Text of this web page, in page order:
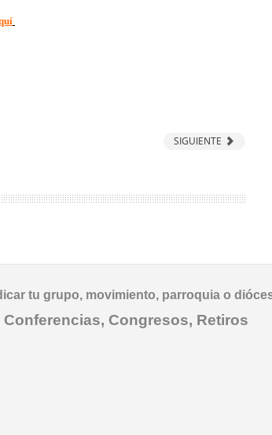
SIGUIENTE
tu grupo, movimiento, parroquia o
Conferencias, Congresos, Retiros